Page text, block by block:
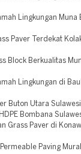
Lingkungan Muna
Paver Terdekat
Block Berkualitas
Lingkungan di
Buton Utara
Bombana
Grass Paver di
Paving